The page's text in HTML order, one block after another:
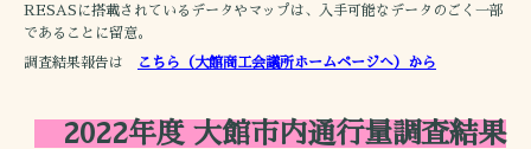
RESASに搭載されているデータやマップは、入手可能なデータのごく一部
であることに留意。
調査結果報告は こちら（大館商工会議所ホームページへ）から
2022年度 大館市内通行量調査結果